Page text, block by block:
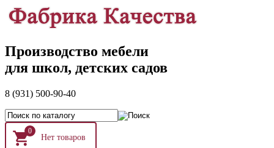
Производство мебели
для школ, детских садов
8 (931) 500-90-40
0